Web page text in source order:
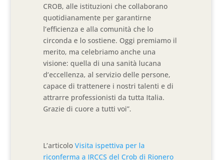
CROB, alle istituzioni che collaborano
quotidianamente per garantirne
l’efficienza e alla comunità che lo
circonda e lo sostiene. Oggi premiamo il
merito, ma celebriamo anche una
visione: quella di una sanità lucana
d’eccellenza, al servizio delle persone,
capace di trattenere i nostri talenti e di
attrarre professionisti da tutta Italia.
Grazie di cuore a tutti voi”.
L’articoloVisita ispettiva per la
riconferma a IRCCS del Crob di Rionero